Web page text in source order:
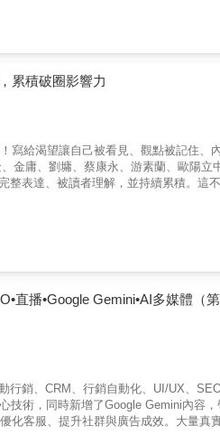
紹：網羅全球最新的電子商務與網路
累積破圈影響力
寫給渴望讓自己被看見、觀點被記住、
金庸、劉墉、蔡康永、游素蘭、歐陽
整表達、被讀者理解，並持續累積。這
蒂、金庸、蔡康永、酷的夢、劉墉……等
於「如何在未來世界持續創造價值」的
稀少。真正重要的是，你如何觀察世界
發。一個人如何透過作品、觀點與持
＜先知洞察＞ 裡，我們看見創作者如何
領先時代 ＞裡，我們看見新媒介、新視
。在 ＜創作變現 ＞裡，我們看見文字
作教練）紫婷夫人（紫微心光教育學院
從洞察、理解到行動的創作路徑。」——
就是最強的傳播引擎。」——你的引導
——台灣品牌東南亞出海顧問｜Simon
找到跟世界連結的方式。」——【賀慢縱
直播•Google Gemini•AI多媒體（
行銷、CRM、行銷自動化、UI/UX、
技術，同時新增了Google Gemini內容
客服、提升社群與廣告成效。大量真